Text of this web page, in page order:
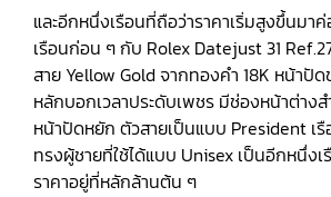
และอีกหนึ่งเรือนที่ถือว่าราคาเริ่มสูงขึ้นมา
เรือนก่อน ๆ กับ Rolex Datejust 31
สาย Yellow Gold จากทองคำ 18K หน้าปัด
หลักบอกเวลาประดับเพชร มีช่องหน้าต่าง
หน้าปัดหยัก ตัวสายเป็นแบบ President เ
ทรงผู้ชายที่ใช้ได้แบบ Unisex เป็นอีกหนึ่งเ
ราคาอยู่ที่หลักล้านต้น ๆ